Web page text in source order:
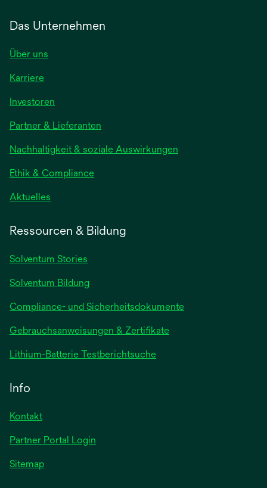
Das Unternehmen
Über uns
Karriere
Investoren
einer
neuen
Registerkarte
geöffnet
Partner & Lieferanten
Nachhaltigkeit & soziale Auswirkungen
Ethik & Compliance
Aktuelles
Registerkarte
Ressourcen & Bildung
Solventum Stories
Solventum Bildung
Compliance- und Sicherheitsdokumente
Gebrauchsanweisungen & Zertifikatewird
Lithium-Batterie Testberichtsuchewird
Info
Kontakt
Partner Portal Login
Sitemap